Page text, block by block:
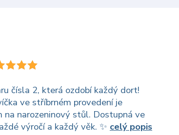
čísla 2, která ozdobí každý dort!
ve stříbrném provedení je
narozeninový stůl. Dostupná ve
výročí a každý věk. ✨ celý popis